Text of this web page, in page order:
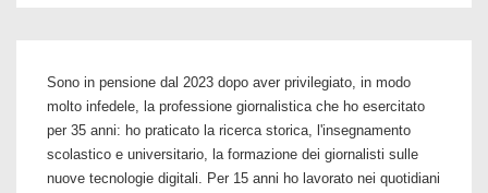
Sono in pensione dal 2023 dopo aver privilegiato, in modo
molto infedele, la professione giornalistica che ho esercitato
per 35 anni: ho praticato la ricerca storica, l'insegnamento
scolastico e universitario, la formazione dei giornalisti sulle
nuove tecnologie digitali. Per 15 anni ho lavorato nei quotidiani